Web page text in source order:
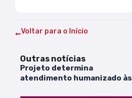
Voltar para o Início
Outras notícias
Projeto determina
atendimento humanizado às